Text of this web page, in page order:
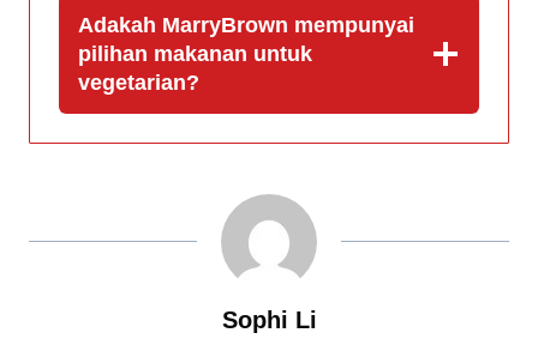
Adakah MarryBrown mempunyai
pilihan makanan untuk
vegetarian?
Sophi Li